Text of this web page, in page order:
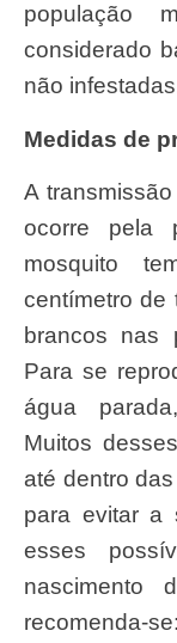
população
considerado
não
Medidas de
A transmissão da dengue, zika e chikungunya
ocorre pela
mosquito
centímetro de
brancos nas
Para se
água
Muitos
até dentro
para evitar a
esses
nascimento
recomenda-se: